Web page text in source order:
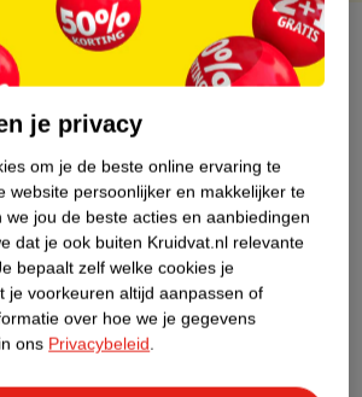
Dit product heeft (nog) geen Nature
Impact Score.
Meer informatie
je privacy
om je de beste online ervaring te
website persoonlijker en makkelijker te
we jou de beste acties en aanbiedingen
dat je ook buiten Kruidvat.nl relevante
bepaalt zelf welke cookies je
je voorkeuren altijd aanpassen of
over hoe we je gegevens
ons Privacybeleid.